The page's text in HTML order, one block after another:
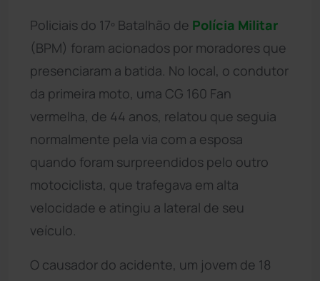
Policiais do 17º Batalhão de Polícia Militar
(BPM) foram acionados por moradores que
presenciaram a batida. No local, o condutor
da primeira moto, uma CG 160 Fan
vermelha, de 44 anos, relatou que seguia
normalmente pela via com a esposa
quando foram surpreendidos pelo outro
motociclista, que trafegava em alta
velocidade e atingiu a lateral de seu
veículo.
O causador do acidente, um jovem de 18